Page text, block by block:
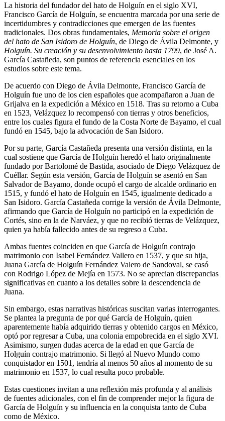
La historia del fundador del hato de Holguín en el siglo XVI,
Francisco García de Holguín, se encuentra marcada por una serie de
incertidumbres y contradicciones que emergen de las fuentes
tradicionales. Dos obras fundamentales, Memoria sobre el origen
del hato de San Isidoro de Holguín, de Diego de Ávila Delmonte, y
Holguín. Su creación y su desenvolvimiento hasta 1799, de José A.
García Castañeda, son puntos de referencia esenciales en los
estudios sobre este tema.
De acuerdo con Diego de Ávila Delmonte, Francisco García de
Holguín fue uno de los cien españoles que acompañaron a Juan de
Grijalva en la expedición a México en 1518. Tras su retorno a Cuba
en 1523, Velázquez lo recompensó con tierras y otros beneficios,
entre los cuales figura el fundo de la Costa Norte de Bayamo, el cual
fundó en 1545, bajo la advocación de San Isidoro.
Por su parte, García Castañeda presenta una versión distinta, en la
cual sostiene que García de Holguín heredó el hato originalmente
fundado por Bartolomé de Bastida, asociado de Diego Velázquez de
Cuéllar. Según esta versión, García de Holguín se asentó en San
Salvador de Bayamo, donde ocupó el cargo de alcalde ordinario en
1515, y fundó el hato de Holguín en 1545, igualmente dedicado a
San Isidoro. García Castañeda corrige la versión de Ávila Delmonte,
afirmando que García de Holguín no participó en la expedición de
Cortés, sino en la de Narváez, y que no recibió tierras de Velázquez,
quien ya había fallecido antes de su regreso a Cuba.
Ambas fuentes coinciden en que García de Holguín contrajo
matrimonio con Isabel Fernández Vallero en 1537, y que su hija,
Juana García de Holguín Fernández Valero de Sandoval, se casó
con Rodrigo López de Mejía en 1573. No se aprecian discrepancias
significativas en cuanto a los detalles sobre la descendencia de
Juana.
Sin embargo, estas narrativas históricas suscitan varias interrogantes.
Se plantea la pregunta de por qué García de Holguín, quien
aparentemente había adquirido tierras y obtenido cargos en México,
optó por regresar a Cuba, una colonia empobrecida en el siglo XVI.
Asimismo, surgen dudas acerca de la edad en que García de
Holguín contrajo matrimonio. Si llegó al Nuevo Mundo como
conquistador en 1501, tendría al menos 50 años al momento de su
matrimonio en 1537, lo cual resulta poco probable.
Estas cuestiones invitan a una reflexión más profunda y al análisis
de fuentes adicionales, con el fin de comprender mejor la figura de
García de Holguín y su influencia en la conquista tanto de Cuba
como de México.